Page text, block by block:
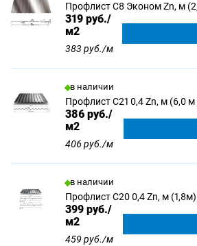
Профлист С8 Эконом Zn, м
319 руб./
м2
383 руб./м
в наличии
Профлист С21 0,4 Zn, м (6,0 м
386 руб./
м2
406 руб./м
в наличии
Профлист С20 0,4 Zn, м (1,8м)
399 руб./
м2
459 руб./м